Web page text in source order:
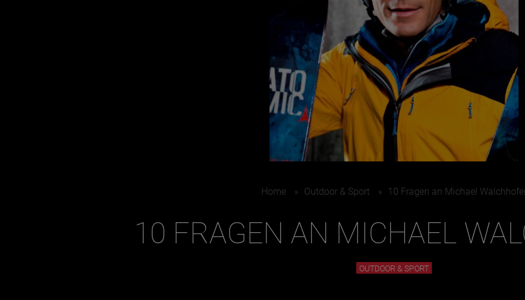
Mai
Juni
Home » Outdoor & Sport » 10 Fragen an Michael
10 FRAGEN AN MICHAEL
OUTDOOR & SPORT